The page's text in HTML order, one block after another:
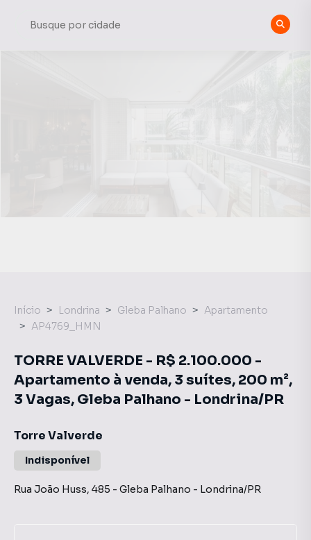
Início Londrina Gleba Palhano
Apartamento
AP4769_HMN
TORRE VALVERDE - R$ 2.100.000 -
Apartamento à venda, 3 suítes, 200 m²,
3 Vagas, Gleba Palhano - Londrina/PR
Torre Valverde
Indisponível
Rua João Huss, 485 - Gleba Palhano - Londrina/PR